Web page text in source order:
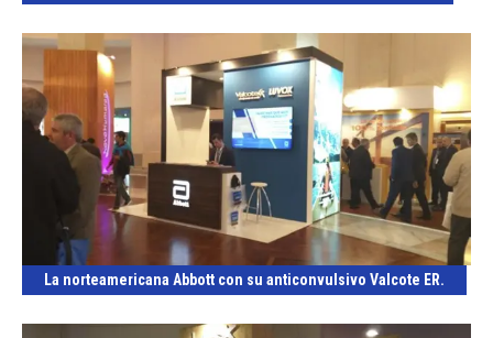
La norteamericana Abbott con su anticonvulsivo Valcote ER.